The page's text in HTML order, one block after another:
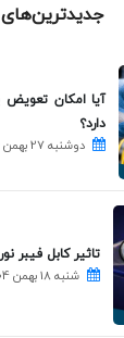
آیا امکان
دارد؟
دوشنبه 27 بهمن 1404
تاثیر کابل فیبر
شنبه 18 بهمن 1404